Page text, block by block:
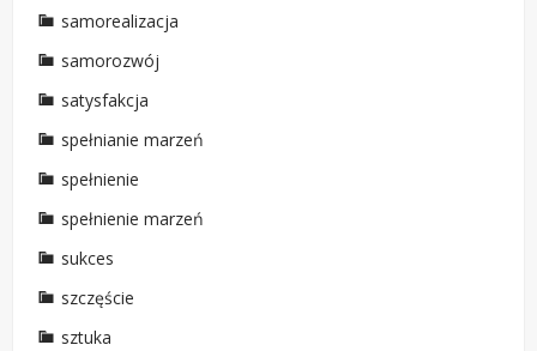
samorealizacja
samorozwój
satysfakcja
spełnianie marzeń
spełnienie
spełnienie marzeń
sukces
szczęście
sztuka